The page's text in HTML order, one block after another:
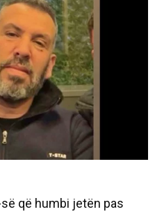
që humbi jetën pas